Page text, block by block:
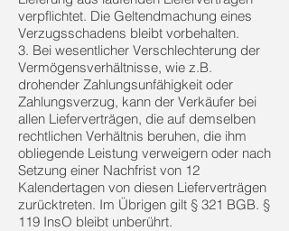
verpflichtet. Die Geltendmachung eines
Verzugsschadens bleibt vorbehalten.
3. Bei wesentlicher Verschlechterung der
Vermögensverhältnisse, wie z.B.
drohender Zahlungsunfähigkeit oder
Zahlungsverzug, kann der Verkäufer bei
allen Lieferverträgen, die auf demselben
rechtlichen Verhältnis beruhen, die ihm
obliegende Leistung verweigern oder nach
Setzung einer Nachfrist von 12
Kalendertagen von diesen Lieferverträgen
zurücktreten. Im Übrigen gilt § 321 BGB. §
119 InsO bleibt unberührt.